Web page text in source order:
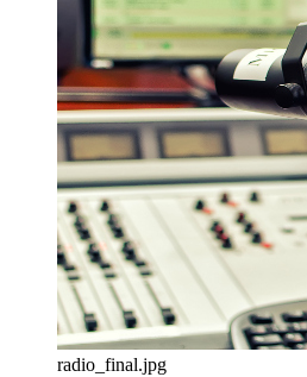
radio_final.jpg